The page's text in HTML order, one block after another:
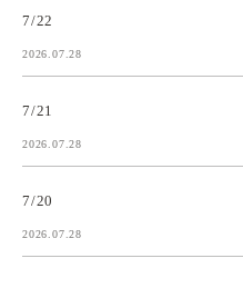
7/22
2026.07.28
7/21
2026.07.28
7/20
2026.07.28